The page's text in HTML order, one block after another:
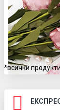
*всички